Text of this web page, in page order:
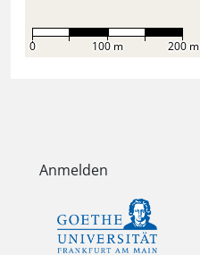
0 100 m 200 m
Anmelden